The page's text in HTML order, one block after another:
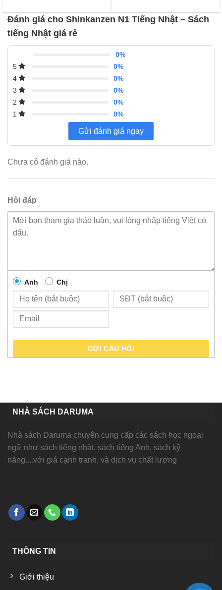
giá
Đánh giá cho Shinkanzen N1 Tiếng Nhật – Sách
tiếng Nhật giá rẻ
0%
5
0%
4
0%
3
0%
2
0%
1
0%
Gửi đánh giá ngay
Chưa có đánh giá nào.
Hỏi đáp
Anh Chị
GỬI CÂU HỎI
NHÀ SÁCH DARUMA
Nhà sách Daruma chuyên cung cấp các sách học ngoại
ngữ như sách tiếng nhật, sách tiếng Anh, sách kỹ
năng....với giá cạnh tranh, và dịch vụ chất lượng
THÔNG TIN
Giới thiệu